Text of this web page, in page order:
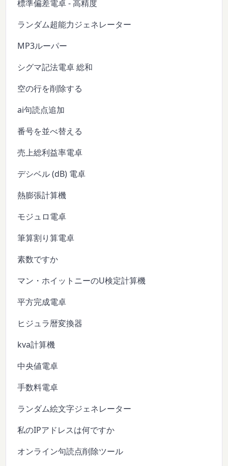
標準偏差電卓 - 高精度
ランダム超能力ジェネレーター
MP3ルーパー
シグマ記法電卓 総和
空の行を削除する
ai句読点追加
番号を並べ替える
売上総利益率電卓
デシベル (dB) 電卓
熱膨張計算機
モジュロ電卓
筆算割り算電卓
素数ですか
マン・ホイットニーのU検定計算機
平方完成電卓
ヒジュラ暦変換器
kva計算機
中央値電卓
手数料電卓
ランダム絵文字ジェネレーター
私のIPアドレスは何ですか
オンライン句読点削除ツール